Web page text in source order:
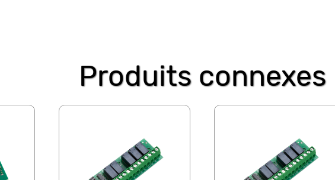
Produits connexes